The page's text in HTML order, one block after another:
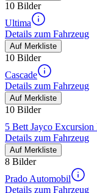
10 Bilder
Ultima
Details zum Fahrzeug
Auf Merkliste
10 Bilder
Cascade
Details zum Fahrzeug
Auf Merkliste
10 Bilder
5 Bett Jayco
Details zum Fahrzeug
Auf Merkliste
8 Bilder
Prado Automobil
Details zum Fahrzeug